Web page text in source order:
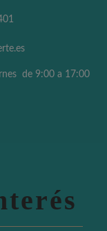
de 9:00 a 17:00